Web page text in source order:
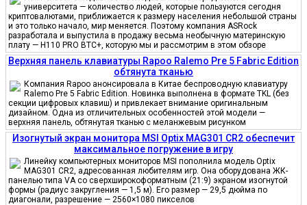
университета — количество людей, которые пользуются сегодня
криптовалютами, приближается к размеру населения небольшой страны
и это только начало, мир меняется. Поэтому компания ASRock
разработала и выпустила в продажу весьма необычную материнскую
плату — H110 PRO BTC+, которую мы и рассмотрим в этом обзоре
Верхняя панель клавиатуры Rapoo Ralemo Pre 5 Fabric Edition
обтянута тканью
Компания Rapoo анонсировала в Китае беспроводную клавиатуру
Ralemo Pre 5 Fabric Edition. Новинка выполнена в формате TKL (без
секции цифровых клавиш) и привлекает внимание оригинальным
дизайном. Одна из отличительных особенностей этой модели —
верхняя панель, обтянутая тканью с меланжевым рисунком
Изогнутый экран монитора MSI Optix MAG301 CR2 обеспечит
максимальное погружение в игру
Линейку компьютерных мониторов MSI пополнила модель Optix
MAG301 CR2, адресованная любителям игр. Она оборудована ЖК-
панелью типа VA со сверхширокоформатным (21:9) экраном изогнутой
формы (радиус закругления — 1,5 м). Его размер — 29,5 дюйма по
диагонали, разрешение — 2560×1080 пикселов